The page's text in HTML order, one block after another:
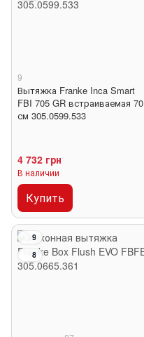
9
Вытяжка Franke Inca Smart
FBI 705 GR встраиваемая 70
см 305.0599.533
4 732 грн
В наличии
Купить
9
8